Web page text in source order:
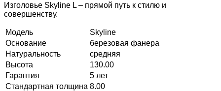
Изголовье Skyline L – прямой путь к стилю и
совершенству.
Модель
Skyline
Основание
березовая фанера
Натуральность
средняя
Высота
130.00
Гарантия
5 лет
Стандартная толщина 8.00